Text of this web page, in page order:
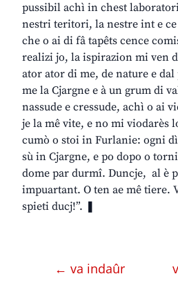
pussibil achì in chest
nestri teritori, la nestre int e
che o ai di fâ tapêts cence
realizi jo, la ispirazion mi ven
ator ator di me, de nature e
me la Cjargne e à un grum di
nassude e cressude, achì o ai
je la mê vite, e no mi viodarès
cumò o stoi in Furlanie: ogni
sù in Cjargne, e po dopo o
dome par durmî. Duncje, al è
impuartant. O ten ae mê tiere.
spieti ducj!”. ❚
← va indaûr